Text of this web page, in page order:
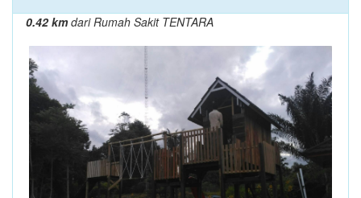
0.42 kmdari Rumah Sakit TENTARA